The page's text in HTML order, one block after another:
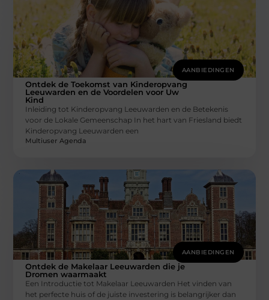
AANBIEDINGEN
Ontdek de Toekomst van Kinderopvang
Leeuwarden en de Voordelen voor Uw
Kind
Inleiding tot Kinderopvang Leeuwarden en de Betekenis
voor de Lokale Gemeenschap In het hart van Friesland biedt
Kinderopvang Leeuwarden een
Multiuser Agenda
AANBIEDINGEN
Ontdek de Makelaar Leeuwarden die je
Dromen waarmaakt
Een Introductie tot Makelaar Leeuwarden Het vinden van
het perfecte huis of de juiste investering is belangrijker dan